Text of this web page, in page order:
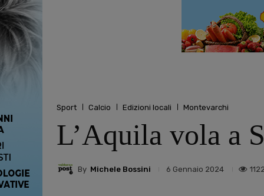
Sport Calcio Edizioni locali Montevarchi
L’Aquila vola a
By Michele Bossini 6 Gennaio 2024